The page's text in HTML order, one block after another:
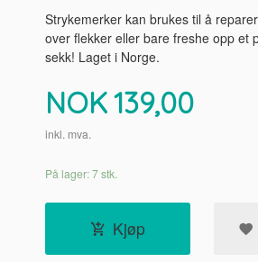
Strykemerker kan brukes til å
over flekker eller bare freshe opp et
sekk! Laget i Norge.
Pris
NOK139,00
inkl. mva.
På lager: 7 stk.
Kjøp